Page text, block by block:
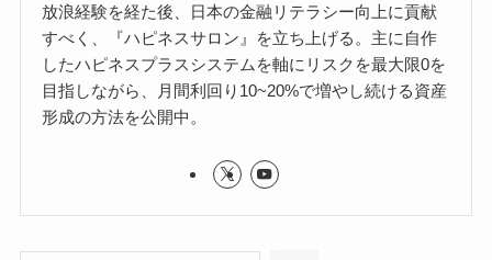
放浪経験を経た後、日本の金融リテラシー向上に貢献
すべく、『ハピネスサロン』を立ち上げる。主に自作
したハピネスプラスシステムを軸にリスクを最大限0を
目指しながら、月間利回り10~20%で増やし続ける資産
形成の方法を公開中。